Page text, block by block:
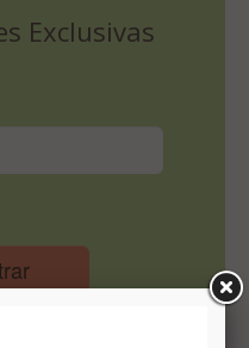
Exclusivas